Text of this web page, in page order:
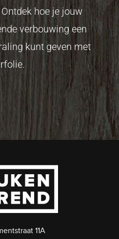
hoe je jouw
verbouwing een
kunt geven met
11A